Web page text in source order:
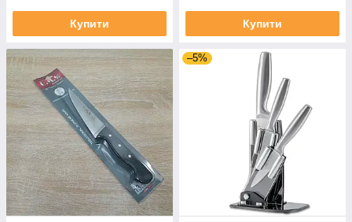
Купити Купити
–5%